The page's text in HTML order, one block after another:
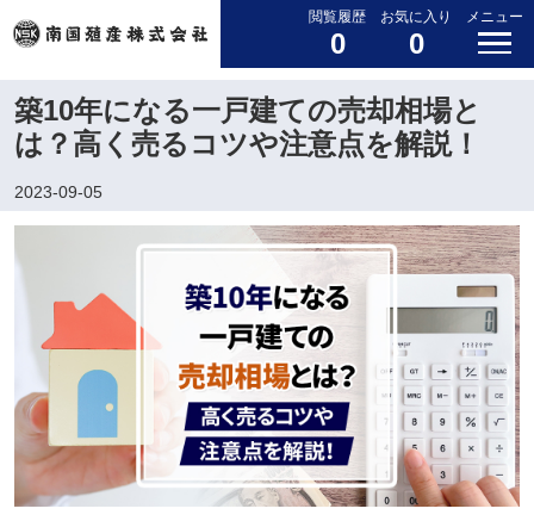
閲覧履歴
0
お気に入り
0
メニュー
築10年になる一戸建ての売却相場と
は？高く売るコツや注意点を解説！
2023-09-05